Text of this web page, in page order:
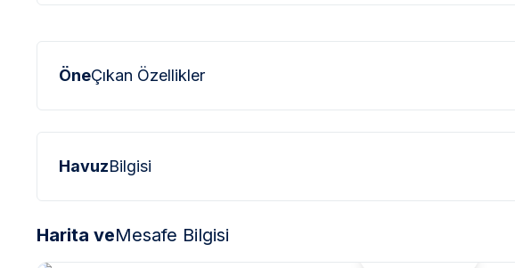
elektrik ve su kesintileri yaşanabilmektedir.
ÖneÇıkan Özellikler
HavuzBilgisi
Harita veMesafe Bilgisi